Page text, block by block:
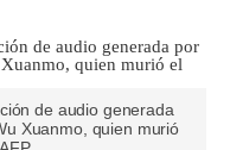
de audio generada
Xuanmo, quien murió